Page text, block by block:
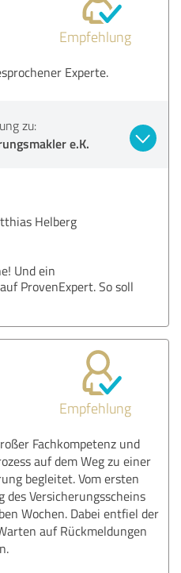
Empfehlung
Experte.
zu:
e.K.
Helberg
Und ein
ProvenExpert. So soll
Empfehlung
Fachkompetenz und
auf dem Weg zu einer
begleitet. Vom ersten
des Versicherungsscheins
Wochen. Dabei entfiel der
auf Rückmeldungen